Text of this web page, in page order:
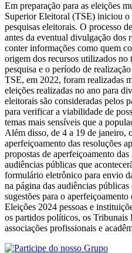
Em preparação para as eleições
Superior Eleitoral (TSE) iniciou o
pesquisas eleitorais. O processo
antes da eventual divulgação dos
conter informações como quem
origem dos recursos utilizados no
pesquisa e o período de
TSE, em 2022, foram realizadas
eleições realizadas no ano para
eleitorais são consideradas pelos
para verificar a viabilidade de
temas mais sensíveis que a
Além disso, de 4 a 19 de janeiro,
aperfeiçoamento das resoluções
propostas de aperfeiçoamento
audiências públicas que
formulário eletrônico para envio
na página das audiências
sugestões para o
Eleições 2024 pessoas e
os partidos políticos, os Tribunais
associações profissionais e